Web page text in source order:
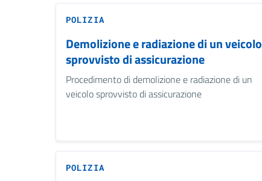
POLIZIA
Demolizione e radiazione di un veicolo
sprovvisto di assicurazione
Procedimento di demolizione e radiazione di un
veicolo sprovvisto di assicurazione
POLIZIA